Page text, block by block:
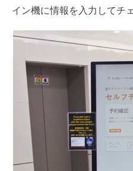
イン機に情報を入力してチ